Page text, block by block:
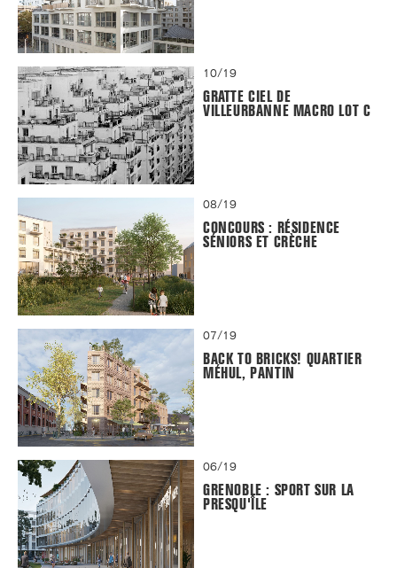
10/19
GRATTE CIEL DE
VILLEURBANNE MACRO LOT C
08/19
CONCOURS : RÉSIDENCE
SÉNIORS ET CRÈCHE
07/19
BACK TO BRICKS! QUARTIER
MÉHUL, PANTIN
06/19
GRENOBLE : SPORT SUR LA
PRESQU'ÎLE